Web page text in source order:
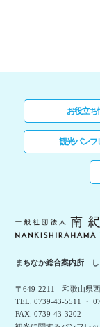
お役立ち
観光パンフ
まちなか総合案内所 し
〒649-2211 和歌山県
TEL. 0739-43-5511 ・
FAX. 0739-43-3202